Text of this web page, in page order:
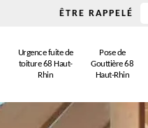
ÊTRE RAPPELÉ
Urgence fuite de
toiture 68 Haut-
Rhin
Pose de
Gouttière 68
Haut-Rhin